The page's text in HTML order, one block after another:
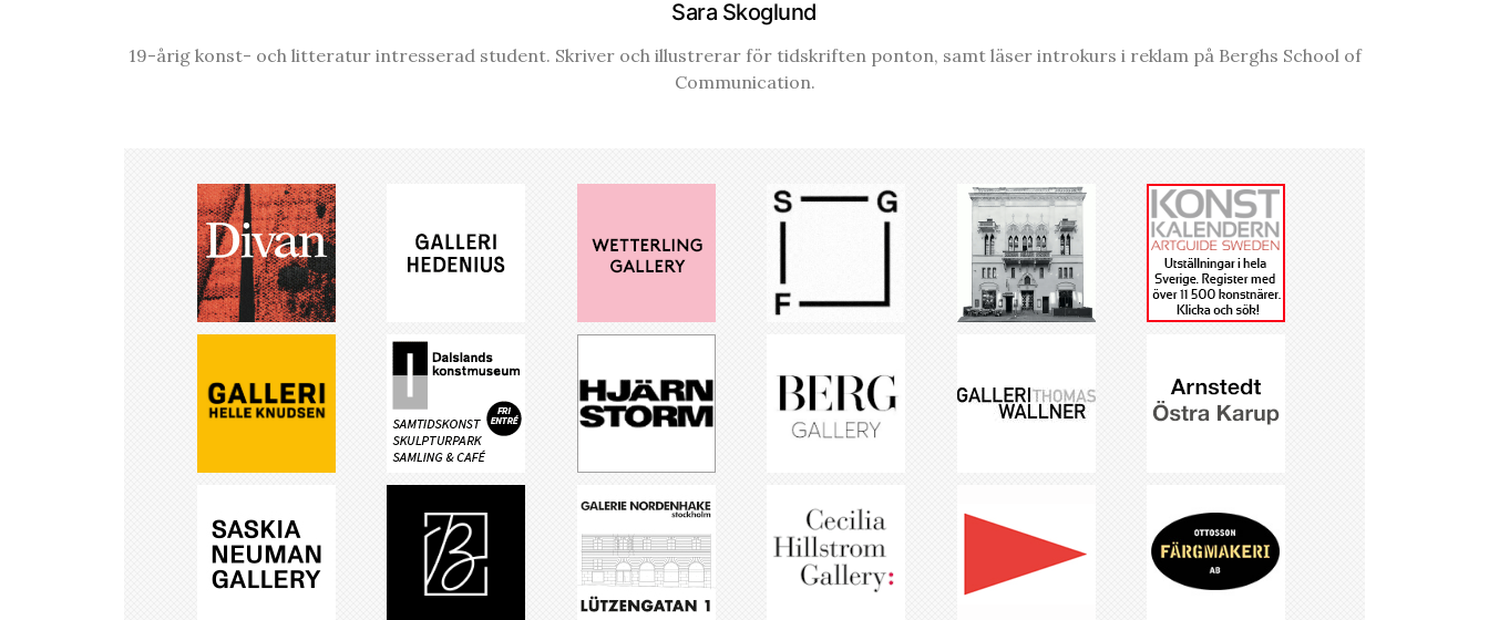
Sara Skoglund
19-årig konst- och litteratur intresserad student. Skriver och illustrerar för tidskriften ponton, samt läser introkurs i reklam på Berghs School of
Communication.